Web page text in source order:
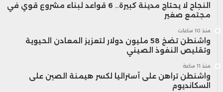
النجاح لا يحتاج مدينة كبيرة.. 6 قواعد لبناء مشروع قوي في
مجتمع صغير
منذ 10 ساعات
واشنطن تضخ 58 مليون دولار لتعزيز المعادن الحيوية
وتقليص النفوذ الصيني
منذ 11 ساعة
واشنطن تراهن على أستراليا لكسر هيمنة الصين على
السكانديوم